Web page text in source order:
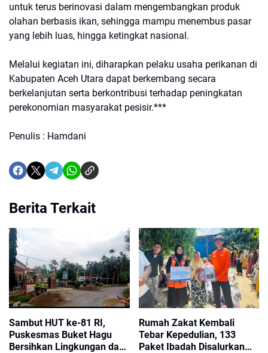
untuk terus berinovasi dalam mengembangkan produk
olahan berbasis ikan, sehingga mampu menembus pasar
yang lebih luas, hingga ketingkat nasional.
Melalui kegiatan ini, diharapkan pelaku usaha perikanan di
Kabupaten Aceh Utara dapat berkembang secara
berkelanjutan serta berkontribusi terhadap peningkatan
perekonomian masyarakat pesisir.***
Penulis : Hamdani
Berita Terkait
Sambut HUT ke-81 RI,
Puskesmas Buket Hagu
Bersihkan Lingkungan dan
Rumah Zakat Kembali
Tebar Kepedulian, 133
Paket Ibadah Disalurkan